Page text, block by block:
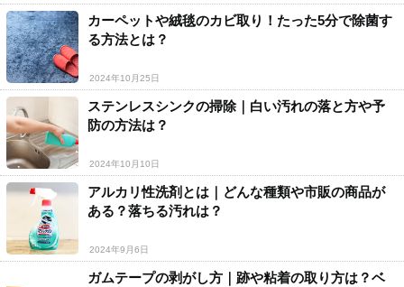
カーペットや絨毯のカビ取り！たった5分で除菌す
る方法とは？
2024年10月25日
ステンレスシンクの掃除｜白い汚れの落と方や予
防の方法は？
2024年10月10日
アルカリ性洗剤とは｜どんな種類や市販の商品が
ある？落ちる汚れは？
2024年9月6日
ガムテープの剥がし方｜跡や粘着の取り方は？ベ